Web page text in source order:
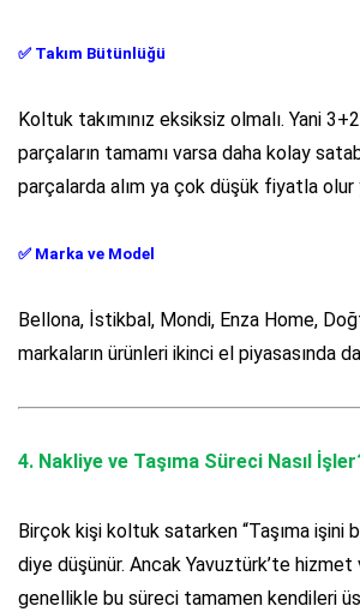
✅ Takım Bütünlüğü
Koltuk takımınız eksiksiz olmalı. Yani
parçaların tamamı varsa daha kolay
parçalarda alım ya çok düşük fiyatla olur
✅ Marka ve Model
Bellona, İstikbal, Mondi, Enza Home,
markaların ürünleri ikinci el piyasasında
4. Nakliye ve Taşıma Süreci Nasıl
Birçok kişi koltuk satarken “Taşıma işini
diye düşünür. Ancak Yavuztürk’te
genellikle bu süreci tamamen kendileri